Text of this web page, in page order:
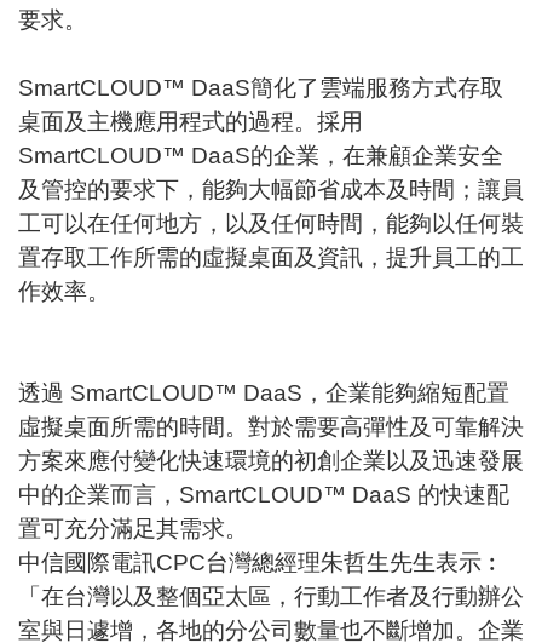
要求。
SmartCLOUD™ DaaS簡化了雲端服務方式存取
桌面及主機應用程式的過程。採用
SmartCLOUD™ DaaS的企業，在兼顧企業安全
及管控的要求下，能夠大幅節省成本及時間；讓員
工可以在任何地方，以及任何時間，能夠以任何裝
置存取工作所需的虛擬桌面及資訊，提升員工的工
作效率。
透過 SmartCLOUD™ DaaS，企業能夠縮短配置
虛擬桌面所需的時間。對於需要高彈性及可靠解決
方案來應付變化快速環境的初創企業以及迅速發展
中的企業而言，SmartCLOUD™ DaaS 的快速配
置可充分滿足其需求。
中信國際電訊CPC台灣總經理朱哲生先生表示︰
「在台灣以及整個亞太區，行動工作者及行動辦公
室與日遽增，各地的分公司數量也不斷增加。企業